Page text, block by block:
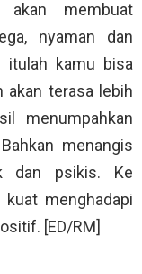
akan membuat
nyaman dan
itulah kamu bisa
akan terasa lebih
menumpahkan
menangis
dan psikis. Ke
menghadapi
[ED/RM]